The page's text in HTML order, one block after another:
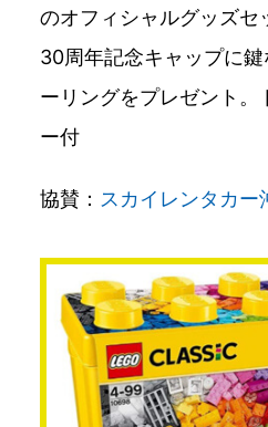
のオフィシャルグッズセ
30周年記念キャップに
ーリングをプレゼント。
ー付
協賛： スカイレンタカー